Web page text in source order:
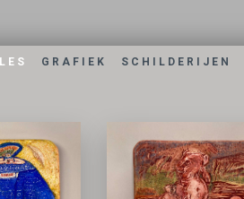
GRAFIEK SCHILDERIJEN